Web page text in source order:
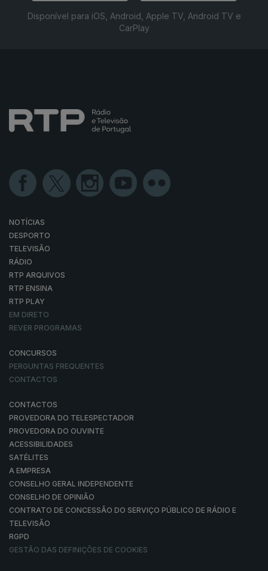
Disponível para iOS, Android, Apple TV, Android TV e
CarPlay
NOTÍCIAS
DESPORTO
TELEVISÃO
RÁDIO
RTP ARQUIVOS
RTP ENSINA
RTP PLAY
EM DIRETO
REVER PROGRAMAS
CONCURSOS
PERGUNTAS FREQUENTES
CONTACTOS
CONTACTOS
PROVEDORA DO TELESPECTADOR
PROVEDORA DO OUVINTE
ACESSIBILIDADES
SATÉLITES
A EMPRESA
CONSELHO GERAL INDEPENDENTE
CONSELHO DE OPINIÃO
CONTRATO DE CONCESSÃO DO SERVIÇO PÚBLICO DE RÁDIO E
TELEVISÃO
RGPD
GESTÃO DAS DEFINIÇÕES DE COOKIES